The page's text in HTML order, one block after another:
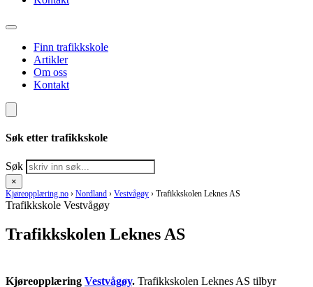
Finn trafikkskole
Artikler
Om oss
Kontakt
Søk etter trafikkskole
Søk
×
Kjøreopplæring.no › Nordland › Vestvågøy › Trafikkskolen Leknes AS
Trafikkskole Vestvågøy
Trafikkskolen Leknes AS
Kjøreopplæring Vestvågøy. Trafikkskolen Leknes AS tilbyr